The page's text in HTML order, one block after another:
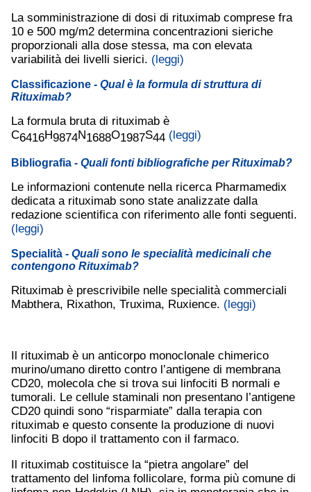
La somministrazione di dosi di rituximab comprese fra
10 e 500 mg/m2 determina concentrazioni sieriche
proporzionali alla dose stessa, ma con elevata
variabilità dei livelli sierici. (leggi)
Classificazione - Qual è la formula di struttura di
Rituximab?
La formula bruta di rituximab è
C6416H9874N1688O1987S44 (leggi)
Bibliografia - Quali fonti bibliografiche per Rituximab?
Le informazioni contenute nella ricerca Pharmamedix
dedicata a rituximab sono state analizzate dalla
redazione scientifica con riferimento alle fonti seguenti.
(leggi)
Specialità - Quali sono le specialità medicinali che
contengono Rituximab?
Rituximab è prescrivibile nelle specialità commerciali
Mabthera, Rixathon, Truxima, Ruxience. (leggi)
Il rituximab è un anticorpo monoclonale chimerico
murino/umano diretto contro l’antigene di membrana
CD20, molecola che si trova sui linfociti B normali e
tumorali. Le cellule staminali non presentano l’antigene
CD20 quindi sono “risparmiate” dalla terapia con
rituximab e questo consente la produzione di nuovi
linfociti B dopo il trattamento con il farmaco.
Il rituximab costituisce la “pietra angolare” del
trattamento del linfoma follicolare, forma più comune di